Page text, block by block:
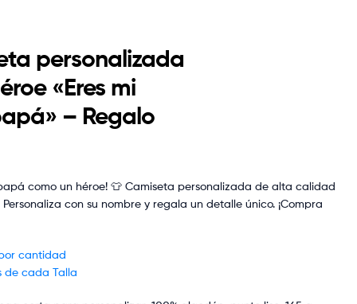
personalizada
«Eres mi
– Regalo
como un héroe! 👕 Camiseta personalizada de alta calidad
Personaliza con su nombre y regala un detalle único. ¡Compra
cantidad
de cada Talla